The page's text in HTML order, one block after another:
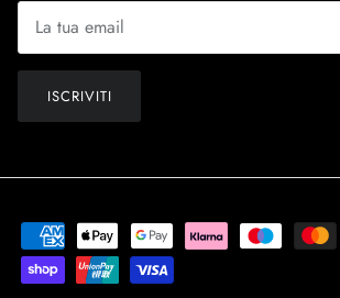
ISCRIVITI